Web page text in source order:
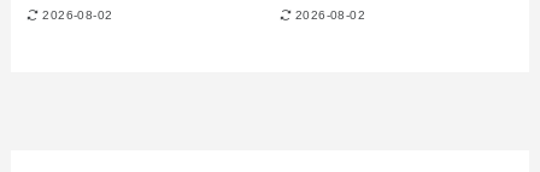
2026-08-02 2026-08-02